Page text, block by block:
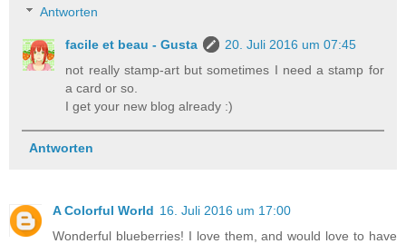
Antworten
facile et beau - Gusta
20. Juli 2016 um 07:45
not really stamp-art but sometimes I need a stamp for
a card or so.
I get your new blog already :)
Antworten
A Colorful World 16. Juli 2016 um 17:00
Wonderful blueberries! I love them, and would love to have